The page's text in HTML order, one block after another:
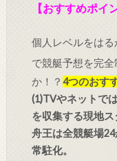
【おすすめポイ
個人レベルをは
で競艇予想を完
か！？4つのおす
(1)TVやネットで
を収集する現地ス
舟王は全競艇場
常駐化。